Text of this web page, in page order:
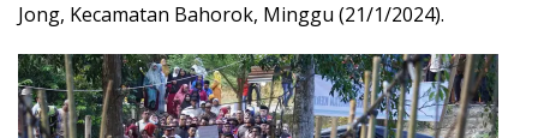
Jong, Kecamatan Bahorok, Minggu (21/1/2024).